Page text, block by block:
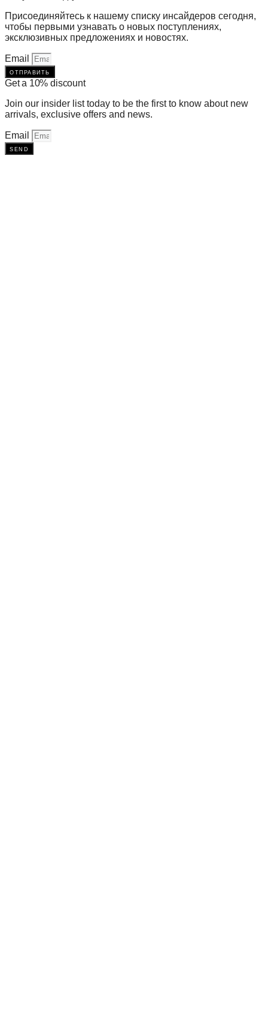
Присоединяйтесь к нашему списку инсайдеров сегодня,
чтобы первыми узнавать о новых поступлениях,
эксклюзивных предложениях и новостях.
Email
отправить
Get a 10% discount
Join our insider list today to be the first to know about new
arrivals, exclusive offers and news.
Email
send